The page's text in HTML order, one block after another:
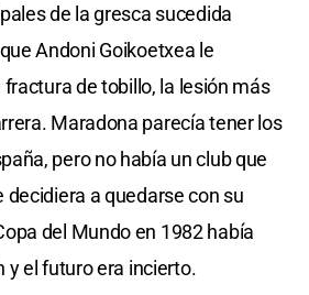
de la gresca sucedida
Andoni Goikoetxea le
de tobillo, la lesión más
Maradona parecía tener los
pero no había un club que
a quedarse con su
del Mundo en 1982 había
y el futuro era incierto.